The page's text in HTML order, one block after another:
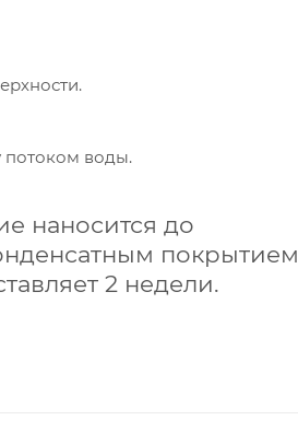
потоком воды.
наносится до
покрытием
2 недели.